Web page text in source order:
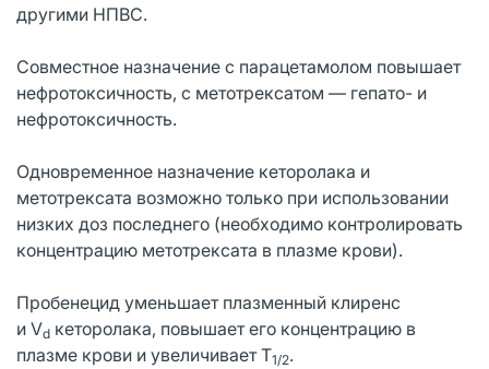
другими НПВС.
Совместное назначение с парацетамолом повышает
нефротоксичность, с метотрексатом — гепато- и
нефротоксичность.
Одновременное назначение кеторолака и
метотрексата возможно только при использовании
низких доз последнего (необходимо контролировать
концентрацию метотрексата в плазме крови).
Пробенецид уменьшает плазменный клиренс
и Vd кеторолака, повышает его концентрацию в
плазме крови и увеличивает T1/2.